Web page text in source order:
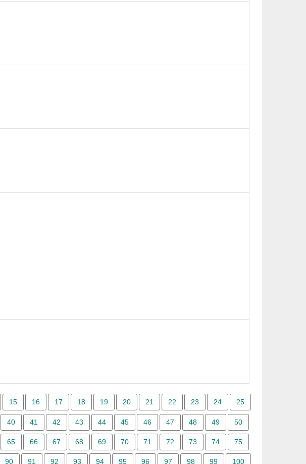
15 16 17 18 19 20 21 22 23 24 25
40 41 42 43 44 45 46 47 48 49 50
65 66 67 68 69 70 71 72 73 74 75
90 91 92 93 94 95 96 97 98 99 100